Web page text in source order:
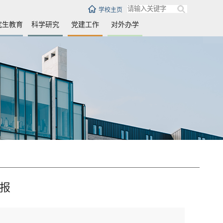
学校主页
生教育 科学研究 党建工作 对外办学